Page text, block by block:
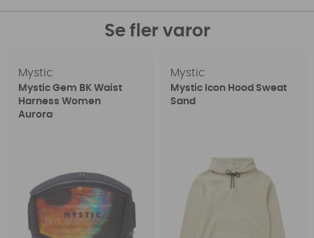
Se fler varor
Mystic
Mystic Gem BK Waist
Harness Women
Aurora
Mystic
Mystic Icon Hood Sweat
Sand